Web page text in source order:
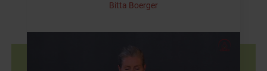
Bitta Boerger
Augen zu und los...